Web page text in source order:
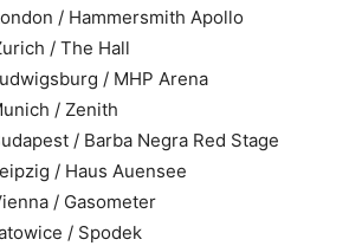
/ Hammersmith Apollo
/ The Hall
/ MHP Arena
/ Zenith
/ Barba Negra Red Stage
/ Haus Auensee
/ Gasometer
/ Spodek